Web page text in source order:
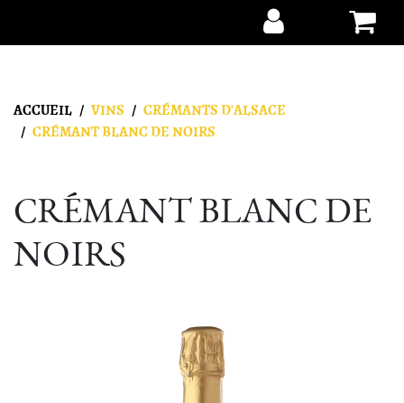
ACCUEIL VINS
CRÉMANTS D'ALSACE
CRÉMANT BLANC DE NOIRS
CRÉMANT BLANC DE
NOIRS